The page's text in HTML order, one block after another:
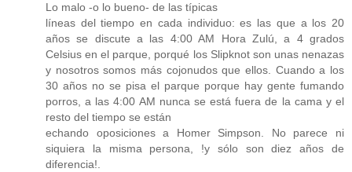
Lo malo -o lo bueno- de las típicas
líneas del tiempo en cada individuo: es las que a los 20
años se discute a las 4:00 AM Hora Zulú, a 4 grados
Celsius en el parque, porqué los Slipknot son unas nenazas
y nosotros somos más cojonudos que ellos. Cuando a los
30 años no se pisa el parque porque hay gente fumando
porros, a las 4:00 AM nunca se está fuera de la cama y el
resto del tiempo se están
echando oposiciones a Homer Simpson. No parece ni
siquiera la misma persona, !y sólo son diez años de
diferencia!.